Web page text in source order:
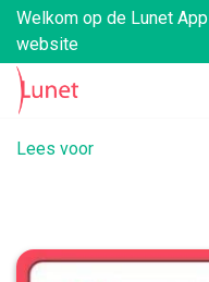
Welkom op de Lunet App
website
Lees voor